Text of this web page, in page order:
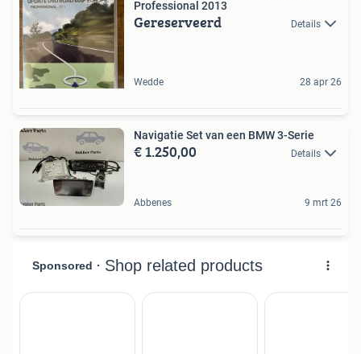
Professional 2013
Gereserveerd Details
Wedde 28 apr 26
Navigatie Set van een BMW 3-Serie
€ 1.250,00 Details
Abbenes 9 mrt 26